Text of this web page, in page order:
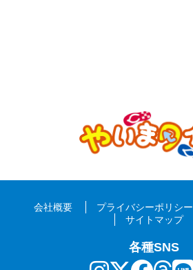
会社概要 プライバシーポリシー
サイトマップ
各種SNS